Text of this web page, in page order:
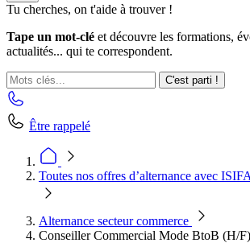
Tu cherches, on t'aide à trouver !
Tape un mot-clé et découvre les formations,
actualités... qui te correspondent.
C'est parti !
Être rappelé
Toutes nos offres d’alternance avec
Alternance secteur commerce
Conseiller Commercial Mode BtoB (H/